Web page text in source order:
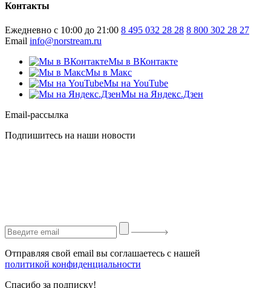
Контакты
Ежедневно с 10:00 до 21:00 8 495 032 28 28 8 800 302 28 27
Email info@norstream.ru
Мы в ВКонтакте
Мы в Макс
Мы на YouTube
Мы на Яндекс.Дзен
Email-рассылка
Подпишитесь на наши новости
Отправляя свой email вы соглашаетесь с нашей
политикой конфиденциальности
Спасибо за подписку!